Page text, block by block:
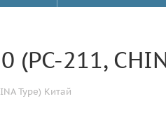
211,
Type) Китай